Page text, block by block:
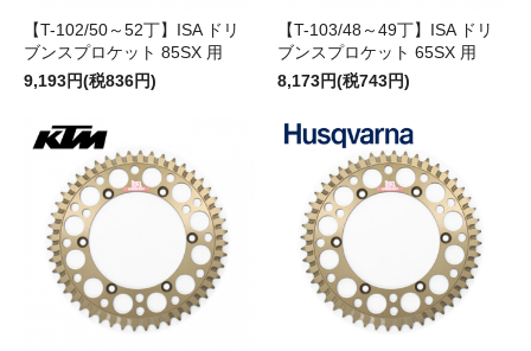
【T-102/50～52丁】ISA ドリ
ブンスプロケット 85SX 用
9,193円(税836円)
【T-103/48～49丁】ISA ドリ
ブンスプロケット 65SX 用
8,173円(税743円)